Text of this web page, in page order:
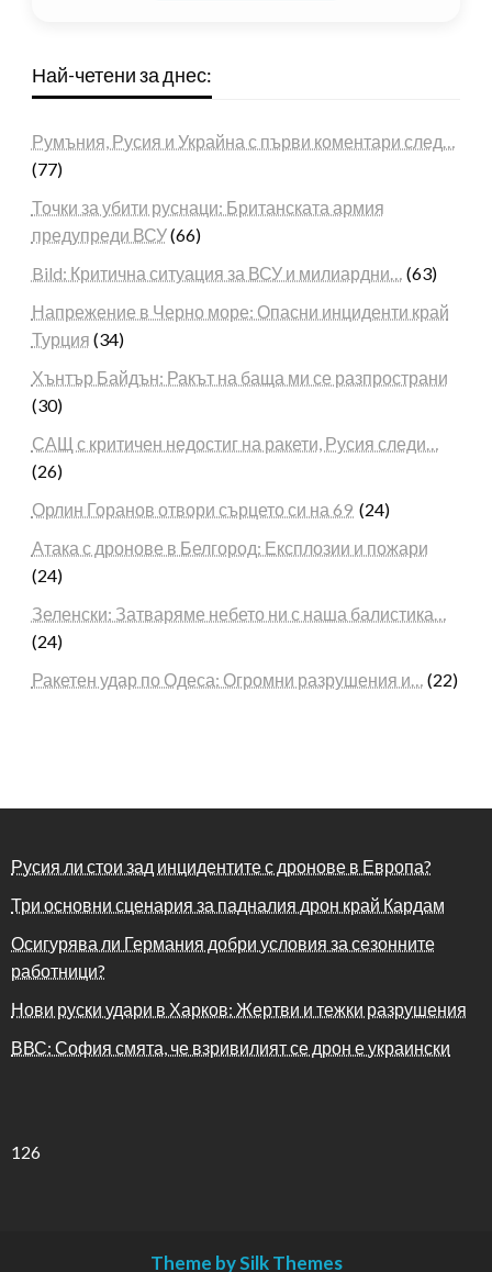
Най-четени за днес:
Румъния, Русия и Украйна с първи коментари след…
(77)
Точки за убити руснаци: Британската армия
предупреди ВСУ(66)
Bild: Критична ситуация за ВСУ и милиардни… (63)
Напрежение в Черно море: Опасни инциденти край
Турция (34)
Хънтър Байдън: Ракът на баща ми се разпространи
(30)
САЩ с критичен недостиг на ракети, Русия следи…
(26)
Орлин Горанов отвори сърцето си на 69 (24)
Атака с дронове в Белгород: Експлозии и пожари
(24)
Зеленски: Затваряме небето ни с наша балистика…
(24)
Ракетен удар по Одеса: Огромни разрушения и… (22)
Русия ли стои зад инцидентите с дронове в Европа?
Три основни сценария за падналия дрон край Кардам
Осигурява ли Германия добри условия за сезонните
работници?
Нови руски удари в Харков: Жертви и тежки разрушения
ВВС: София смята, че взривилият се дрон е украински
126
Theme by Silk Themes